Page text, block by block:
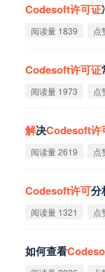
Codesoft许可证
阅读量 1839 点
Codesoft许可证
阅读量 1973 点
解决Codesoft许
阅读量 2619 点
Codesoft许可分
阅读量 1321 点
如何查看